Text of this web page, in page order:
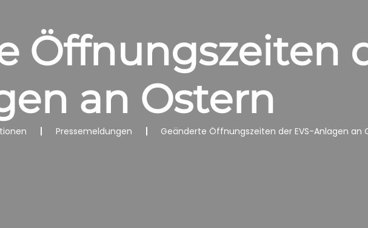
Öffnungszeiten
an Ostern
Pressemeldungen Geänderte Öffnungszeiten der EVS-Anlagen an